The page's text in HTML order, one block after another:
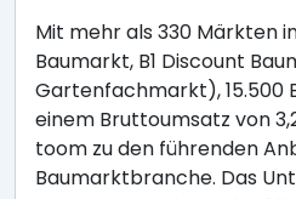
Mit mehr als 330 Märkten
Baumarkt, B1 Discount
Gartenfachmarkt), 15.500
einem Bruttoumsatz von
toom zu den führenden
Baumarktbranche. Das